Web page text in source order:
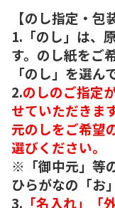
【のし指定・包
1.「のし」は、
す。のし紙をご
「のし」を選ん
2.のしのご指定
せていただきま
元のしをご希望
選びください。
※「御中元」等
ひらがなの「お
3. 「名入れ」「